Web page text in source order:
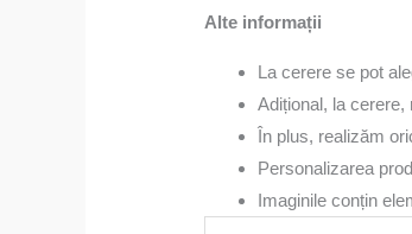
Alte informații
La cerere se pot
Adițional, la
În plus, realizăm
Personalizarea
Imaginile conțin